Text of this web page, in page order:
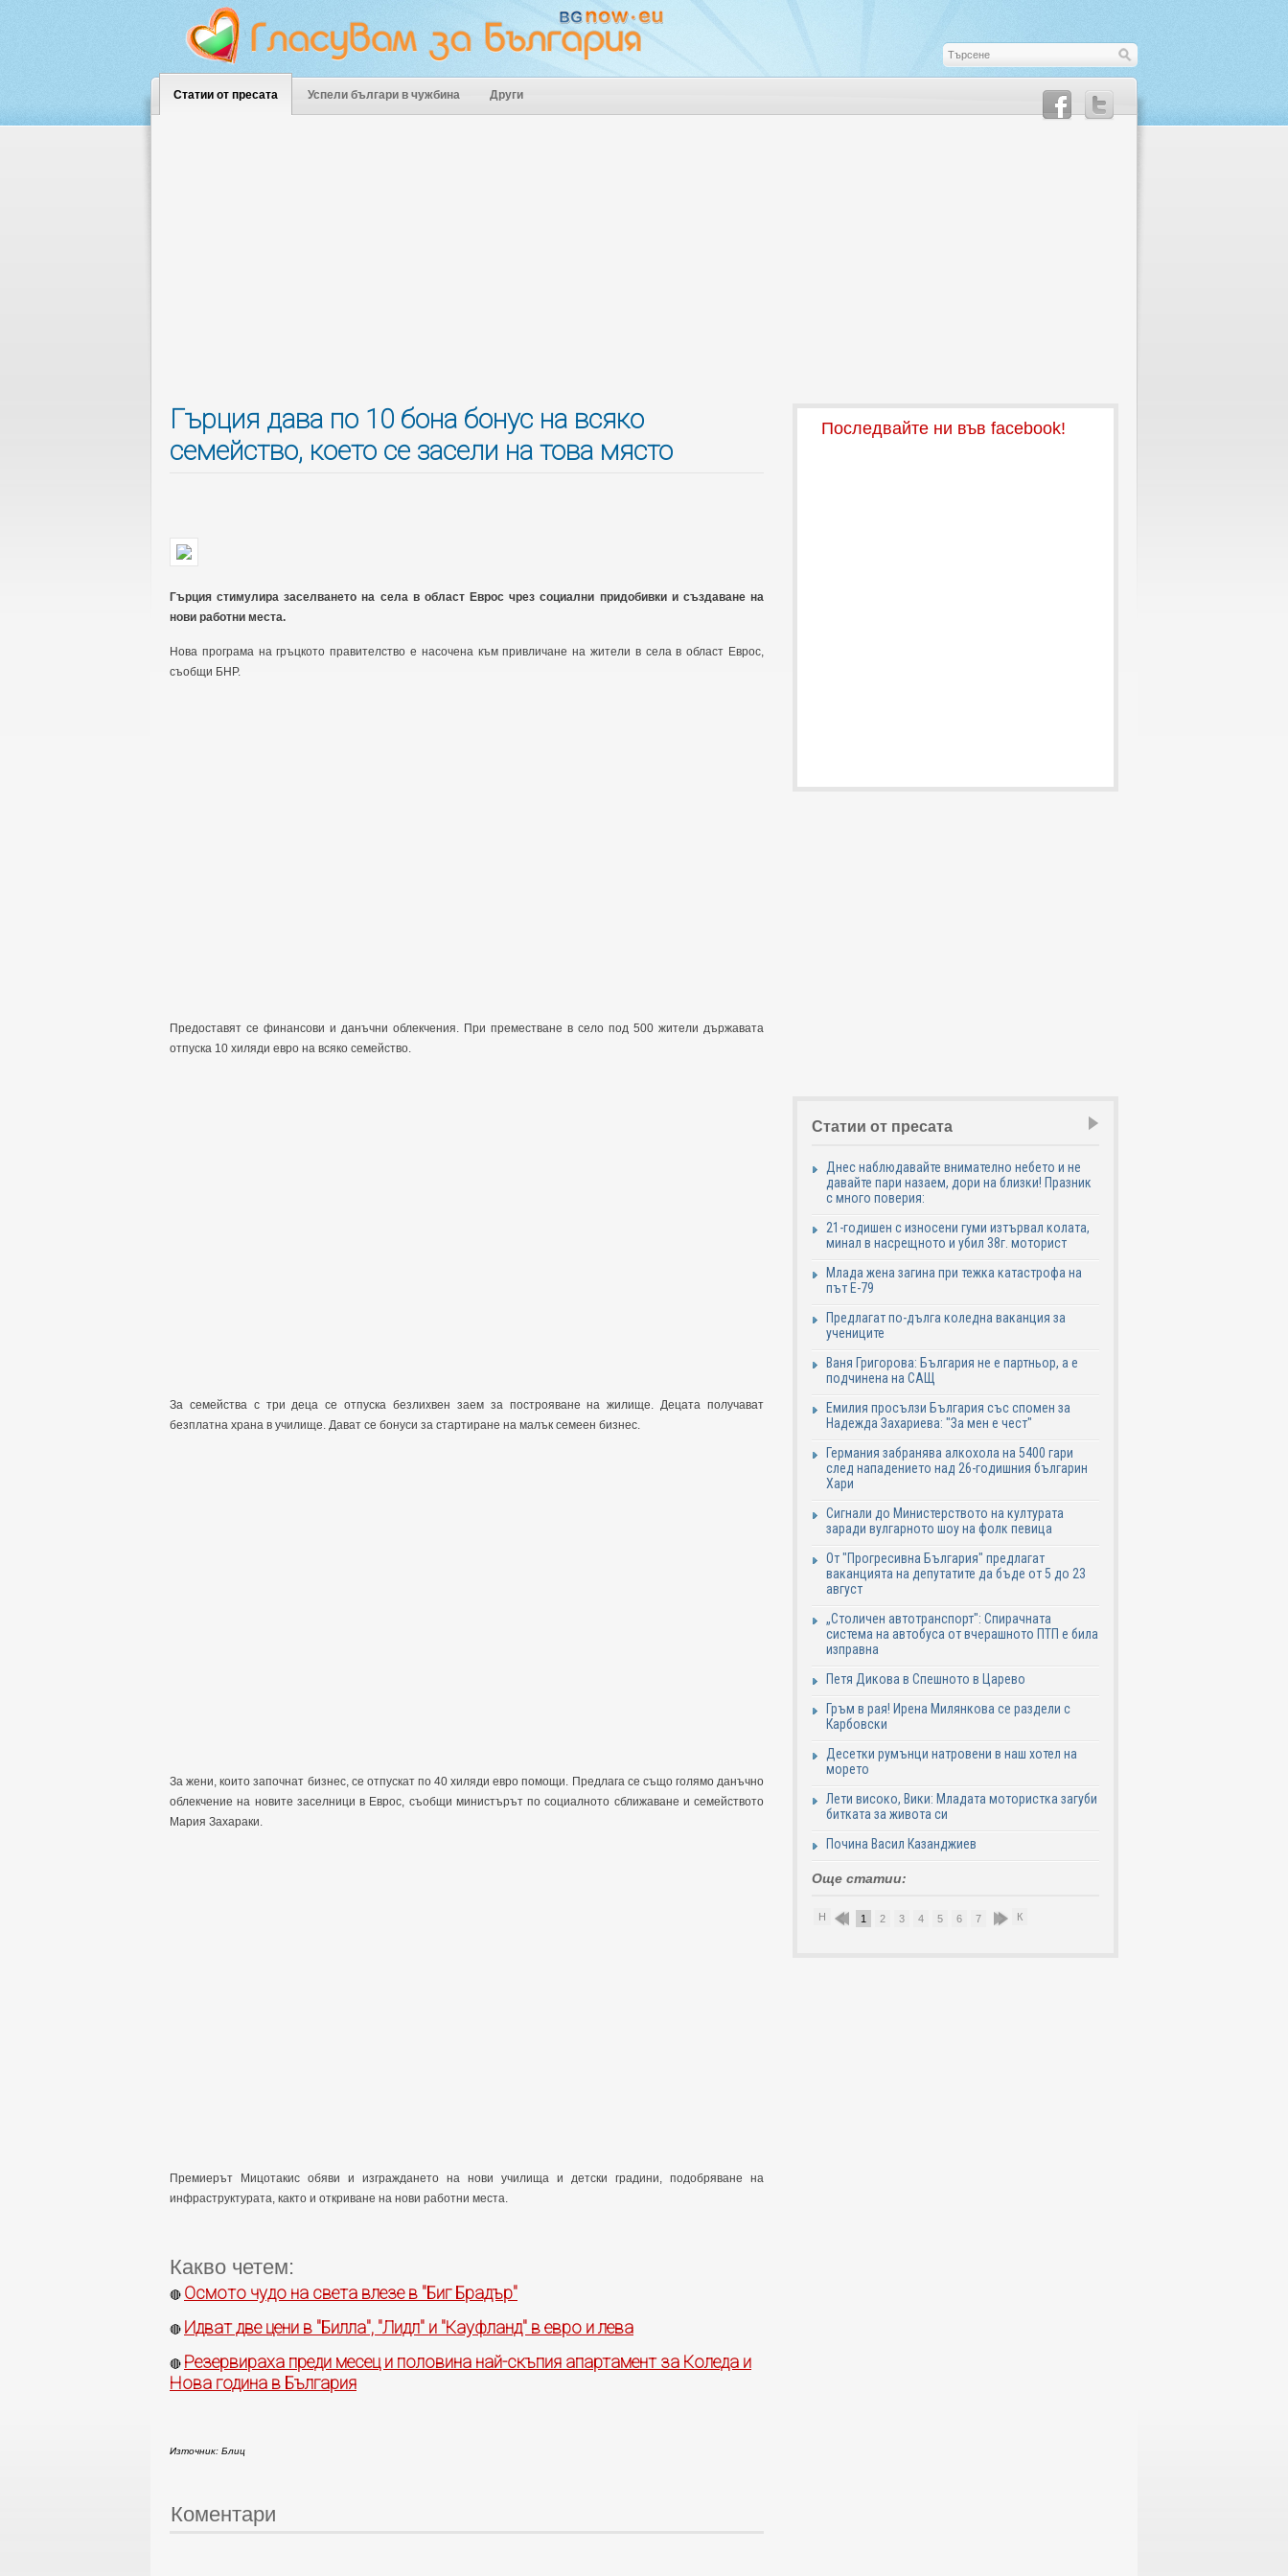
Статии от пресата Успели българи в чужбина Други
Гърция дава по 10 бона бонус на всяко
семейство, което се засели на това място
Гърция стимулира заселването на села в област Еврос чрез социални придобивки и създаване на
нови работни места.
Нова програма на гръцкото правителство е насочена към привличане на жители в села в област Еврос,
съобщи БНР.
Предоставят се финансови и данъчни облекчения. При преместване в село под 500 жители държавата
отпуска 10 хиляди евро на всяко семейство.
За семейства с три деца се отпуска безлихвен заем за построяване на жилище. Децата получават
безплатна храна в училище. Дават се бонуси за стартиране на малък семеен бизнес.
За жени, които започнат бизнес, се отпускат по 40 хиляди евро помощи. Предлага се също голямо данъчно
облекчение на новите заселници в Еврос, съобщи министърът по социалното сближаване и семейството
Мария Захараки.
Премиерът Мицотакис обяви и изграждането на нови училища и детски градини, подобряване на
инфраструктурата, както и откриване на нови работни места.
Какво четем:
🔴 Осмото чудо на света влезе в "Биг Брадър"
🔴 Идват две цени в "Билла", "Лидл" и "Кауфланд" в евро и лева
🔴 Резервираха преди месец и половина най-скъпия апартамент за Коледа и
Нова година в България
Източник: Блиц
Коментари
Последвайте ни във facebook!
Статии от пресата
Днес наблюдавайте внимателно небето и не
давайте пари назаем, дори на близки! Празник
с много поверия:
21-годишен с износени гуми изтървал колата,
минал в насрещното и убил 38г. моторист
Млада жена загина при тежка катастрофа на
път Е-79
Предлагат по-дълга коледна ваканция за
учениците
Ваня Григорова: България не е партньор, а е
подчинена на САЩ
Емилия просълзи България със спомен за
Надежда Захариева: "За мен е чест"
Германия забранява алкохола на 5400 гари
след нападението над 26-годишния българин
Хари
Сигнали до Министерството на културата
заради вулгарното шоу на фолк певица
От "Прогресивна България" предлагат
ваканцията на депутатите да бъде от 5 до 23
август
„Столичен автотранспорт": Спирачната
система на автобуса от вчерашното ПТП е била
изправна
Петя Дикова в Спешното в Царево
Гръм в рая! Ирена Милянкова се раздели с
Карбовски
Десетки румънци натровени в наш хотел на
морето
Лети високо, Вики: Младата мотористка загуби
битката за живота си
Почина Васил Казанджиев
Още статии:
Н 1 2 3 4 5 6 7 8 9К